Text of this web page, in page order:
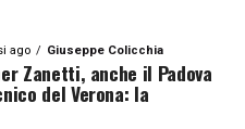
ago Giuseppe Colicchia
Zanetti, anche il Padova
del Verona: la